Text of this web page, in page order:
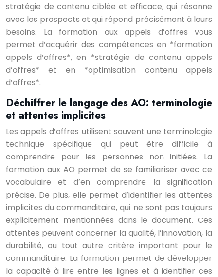
stratégie de contenu ciblée et efficace, qui résonne
avec les prospects et qui répond précisément à leurs
besoins. La formation aux appels d’offres vous
permet d’acquérir des compétences en *formation
appels d’offres*, en *stratégie de contenu appels
d’offres* et en *optimisation contenu appels
d’offres*.
Déchiffrer le langage des AO: terminologie
et attentes implicites
Les appels d’offres utilisent souvent une terminologie
technique spécifique qui peut être difficile à
comprendre pour les personnes non initiées. La
formation aux AO permet de se familiariser avec ce
vocabulaire et d’en comprendre la signification
précise. De plus, elle permet d’identifier les attentes
implicites du commanditaire, qui ne sont pas toujours
explicitement mentionnées dans le document. Ces
attentes peuvent concerner la qualité, l’innovation, la
durabilité, ou tout autre critère important pour le
commanditaire. La formation permet de développer
la capacité à lire entre les lignes et à identifier ces